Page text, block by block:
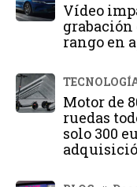
Vídeo
grabación
rango en
Motor de
ruedas
solo 300